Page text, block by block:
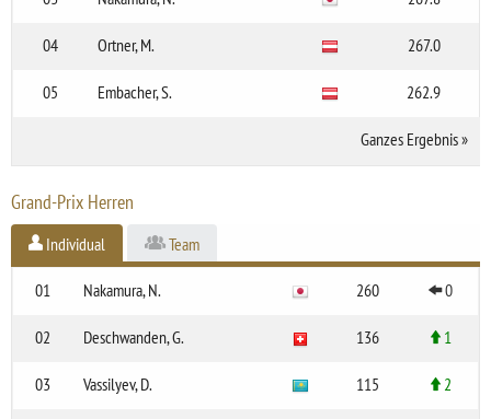
04 Ortner, M. 267.0
05 Embacher, S. 262.9
Ganzes Ergebnis»
Grand-Prix Herren
Individual Team
01 Nakamura, N. 260 0
02 Deschwanden, G. 136 1
03 Vassilyev, D. 115 2